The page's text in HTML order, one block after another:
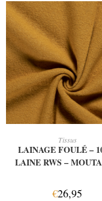
AJOUTER AU
Tissus
LAINAGE FOULÉ –
LAINE RWS –
€26,95